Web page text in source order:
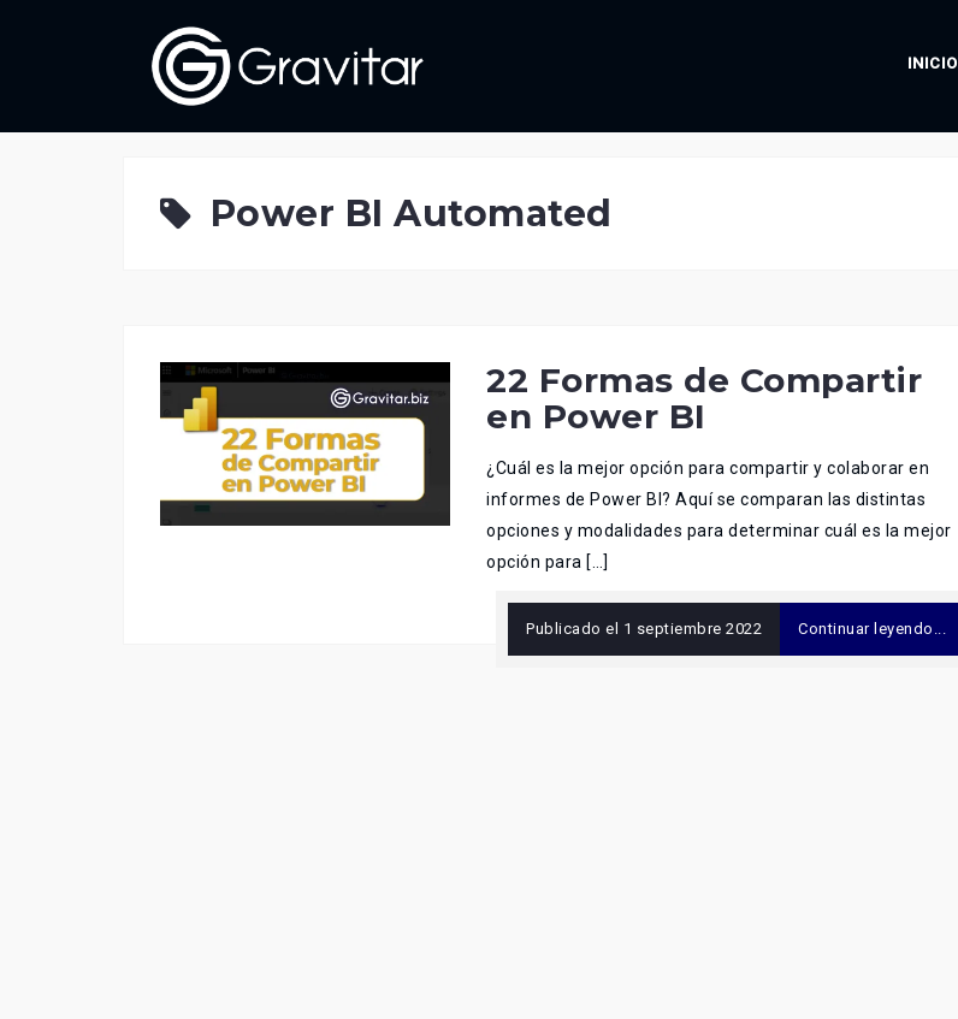
INICIO
Power BI Automated
22 Formas de Compartir
en Power BI
¿Cuál es la mejor opción para compartir y colaborar en
informes de Power BI? Aquí se comparan las distintas
opciones y modalidades para determinar cuál es la mejor
opción para […]
Publicado el 1 septiembre 2022 Continuar leyendo...